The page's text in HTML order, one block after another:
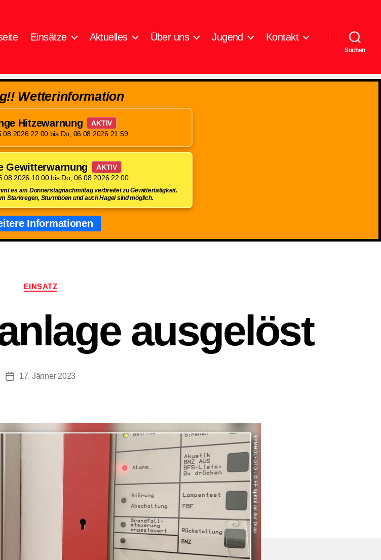
Einsätze Aktuelles Über uns Jugend Kontakt
Suchen
Wetterinformation
Hitzewarnung
AKTIV
22:00 bis Do, 06.08.2026 21:59
Gewitterwarnung
AKTIV
10:00 bis Do, 06.08.2026 22:00
es am Donnerstagnachmittag verbreitet zu Gewittertätigkeit.
Starkregen, Sturmböen und auch Hagel sind möglich.
Informationen
Kategorien
EINSATZ
ausgelöst
Beitragsdatum
17. Jänner 2023